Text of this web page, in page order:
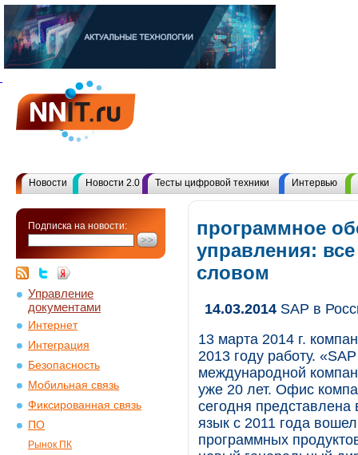
Новости Новости 2.0 Тесты цифровой техники Интервью
Подписка на новости:
Управление
документами
Интернет
Интеграция
Безопасность
Мобильная связь
Фиксированная связь
ПО
Рынок ПК
программное
управления:
словом
14.03.2014 SAP в
13 марта 2014 г.
2013 году работу.
международной
уже 20 лет. Офис
сегодня представлена
язык с 2011 года
программных